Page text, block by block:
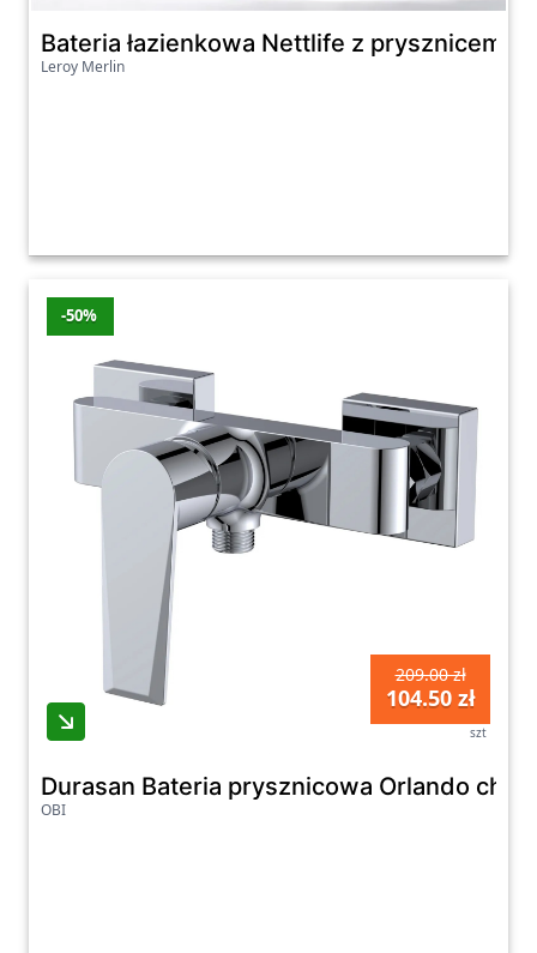
Bateria łazienkowa Nettlife z prysznicem
Leroy Merlin
-50%
209.00 zł
104.50 zł
szt
Durasan Bateria prysznicowa Orlando
OBI